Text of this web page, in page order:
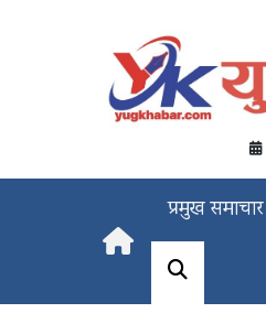
प्रमुख समाचार